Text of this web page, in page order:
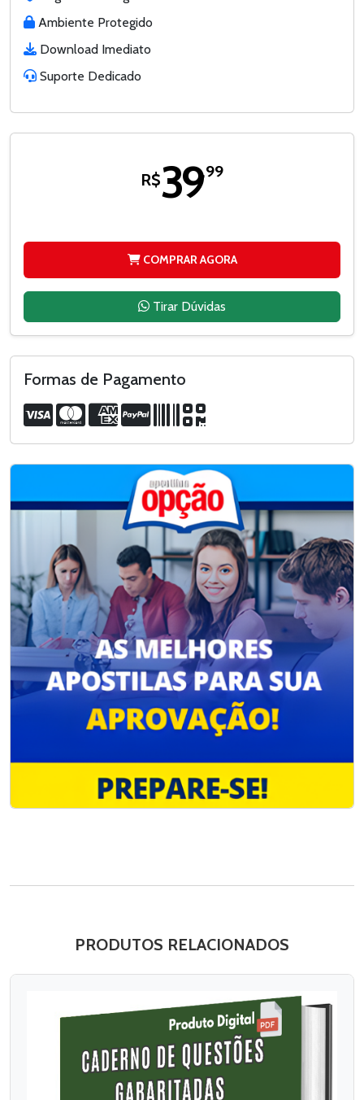
Ambiente Protegido
Download Imediato
Suporte Dedicado
R$39,99
COMPRAR AGORA
Tirar Dúvidas
Formas de Pagamento
PRODUTOS RELACIONADOS